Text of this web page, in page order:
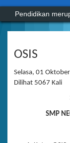
Pendidikan
OSIS
Selasa, 01
Dilihat 5067 Kali
SMP